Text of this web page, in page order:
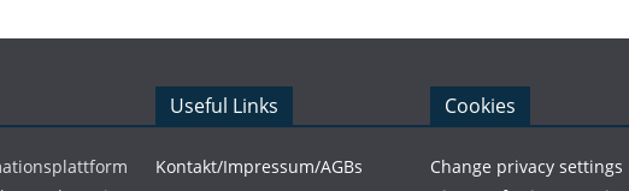
Useful Links
Kontakt/Impressum/AGBs
Cookies
Change privacy settings